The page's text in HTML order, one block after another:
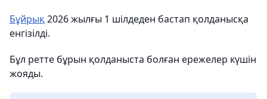
Бұйрық2026 жылғы 1 шілдеден бастап қолданысқа
енгізілді.
Бұл ретте бұрын қолданыста болған ережелер күшін
жояды.